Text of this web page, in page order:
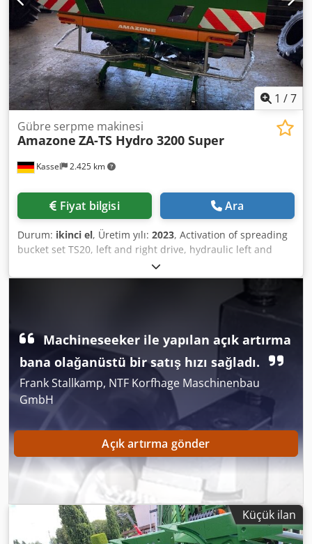
1 /7
Kassel 2.425 km
Gübre serpme makinesi
Amazone ZA-TS Hydro 3200 Super
Fiyat bilgisi Ara
Durum: ikinci el, Üretim yılı: 2023, Activation of spreading
bucket set TS20, left and right drive, hydraulic left and
right with Auto TS and FlowControl, main disc left and right
with AutoTS, pipe guard rail, rolling and parking device,
swiveling, work lighting, inclination sensor for weighing
system, 16 units EasyCheck. Dcedpfx Aist A Tzwj Nek
Machineseeker ile yapılan açık artırma
bana olağanüstü bir satış hızı sağladı.
Frank Stallkamp, NTF Korfhage Maschinenbau
GmbH
Açık artırma gönder
Küçük ilan